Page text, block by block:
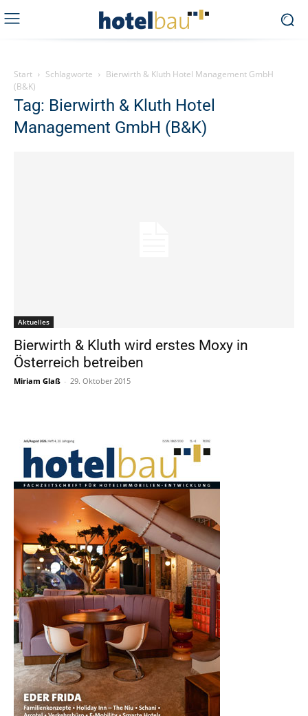
Start Schlagworte
Bierwirth & Kluth Hotel Management GmbH
(B&K)
Tag: Bierwirth & Kluth Hotel
Management GmbH (B&K)
Aktuelles
Bierwirth & Kluth wird erstes Moxy in
Österreich betreiben
Miriam Glaß - 29. Oktober 2015